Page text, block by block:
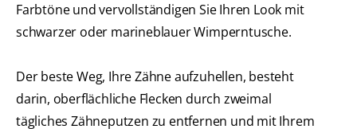
Farbtöne und vervollständigen Sie Ihren Look mit
schwarzer oder marineblauer Wimperntusche.
Der beste Weg, Ihre Zähne aufzuhellen, besteht
darin, oberflächliche Flecken durch zweimal
tägliches Zähneputzen zu entfernen und mit Ihrem